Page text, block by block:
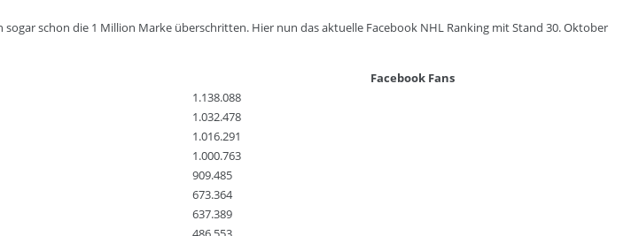
schon die 1 Million Marke überschritten. Hier nun das aktuelle Facebook NHL Ranking mit Stand 30. Oktober
Facebook Fans
1.138.088
1.032.478
1.016.291
1.000.763
909.485
673.364
637.389